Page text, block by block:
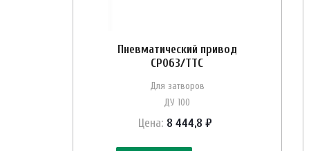
Пневматический привод
CP063/ТТС
Для затворов
ДУ 100
Цена: 8 444,8 ₽